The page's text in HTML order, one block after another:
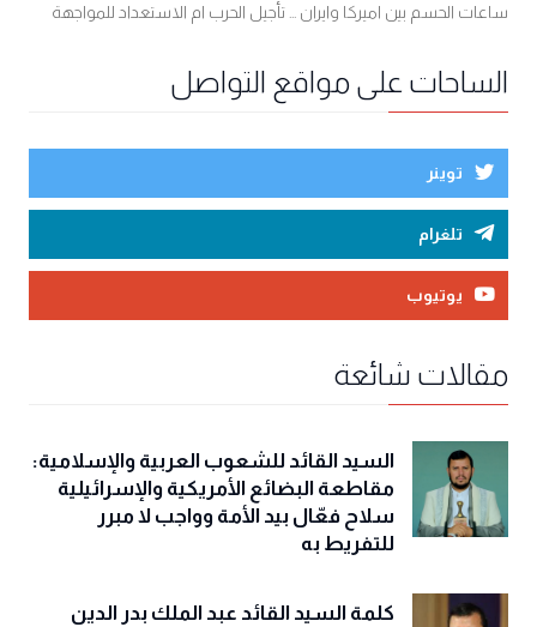
ساعات الحسم بين اميركا وايران ... تأجيل الحرب ام الاستعداد للمواجهة
الساحات على مواقع التواصل
توينر
تلغرام
يوتيوب
مقالات شائعة
السيد القائد للشعوب العربية والإسلامية:
مقاطعة البضائع الأمريكية والإسرائيلية
سلاح فعّال بيد الأمة وواجب لا مبرر
للتفريط به
كلمة السيد القائد عبد الملك بدر الدين